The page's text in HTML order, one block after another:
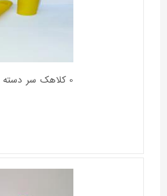
0 کلاهک سر دسته فلزی سایز 22